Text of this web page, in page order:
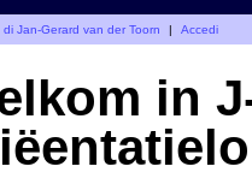
Jan-Gerard van der Toorn | Accedi
in